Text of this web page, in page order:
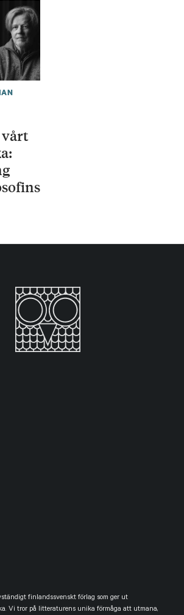
finlandssvenskt förlag som ger ut
Vi tror på litteraturens unika förmåga att utmana,